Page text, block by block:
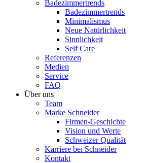
Badezimmertrends
Badezimmertrends
Minimalismus
Neue Natürlichkeit
Sinnlichkeit
Self Care
Referenzen
Medien
Service
FAQ
Über uns
Team
Marke Schneider
Firmen-Geschichte
Vision und Werte
Schweizer Qualität
Karriere bei Schneider
Kontakt